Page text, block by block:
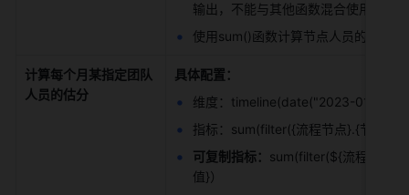
输出，不能与其他函数混合使用 例
使用sum()函数计算节点人员的估分
计算每个月某指定团队
人员的估分
具体配置：
维度：timeline(date("2023-01-
指标：sum(filter({流程节点}.{节点人
可复制指标： sum(filter(${流程节点
值}）